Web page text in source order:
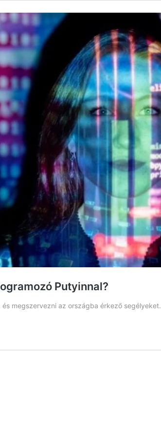
Putyinnal?
megszervezni az országba érkező segélyeket.